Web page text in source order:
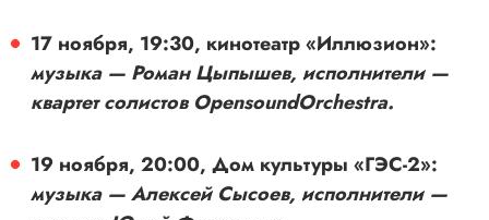
17 ноября, 19:30, кинотеатр «Иллюзион»:
музыка — Роман Цыпышев, исполнители —
квартет солистов OpensoundOrchestra.
19 ноября, 20:00, Дом культуры «ГЭС-2»:
музыка — Алексей Сысоев, исполнители —